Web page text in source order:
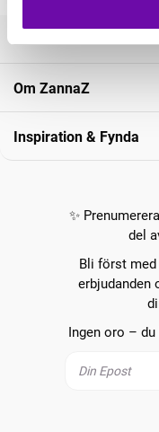
Kundservice
Om ZannaZ
Inspiration & Fynda
✨
del
Bli först
erbjudanden
Ingen oro –